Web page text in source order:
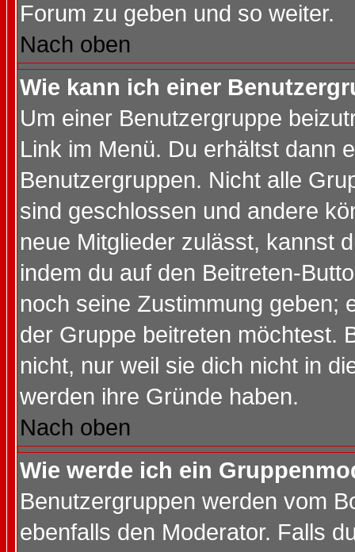
Forum zu geben und so weiter.
Nach oben
Wie kann ich einer
Um einer Benutzergruppe
Link im Menü. Du erhältst dann
Benutzergruppen. Nicht alle
sind geschlossen und andere
neue Mitglieder zulässt, kannst
indem du auf den Beitreten-
noch seine Zustimmung geben;
der Gruppe beitreten möchtest.
nicht, nur weil sie dich nicht in
werden ihre Gründe haben.
Nach oben
Wie werde ich ein
Benutzergruppen werden vom
ebenfalls den Moderator. Falls